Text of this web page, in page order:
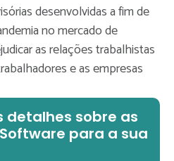
desenvolvidas a fim de
no mercado de
as relações trabalhistas
e as empresas
detalhes sobre as
para a sua